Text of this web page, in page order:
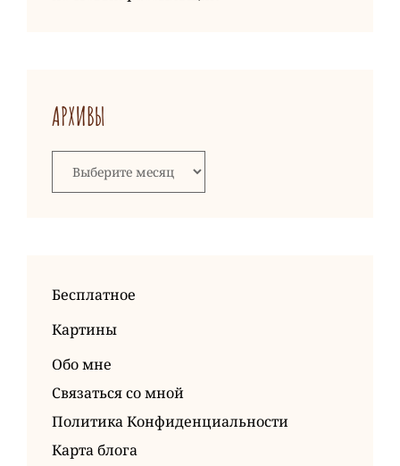
АРХИВЫ
Бесплатное
Картины
Обо мне
Связаться со мной
Политика Конфиденциальности
Карта блога